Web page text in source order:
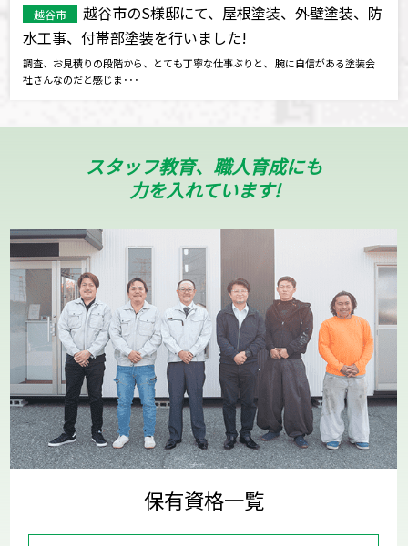
越谷市
越谷市のS様邸にて、屋根塗装、外壁塗装、防
水工事、付帯部塗装を行いました!
調査、お見積りの段階から、とても丁寧な仕事ぶりと、 腕に自信がある塗装会
社さんなのだと感じま･･･
スタッフ教育、職人育成にも
力を入れています!
保有資格一覧